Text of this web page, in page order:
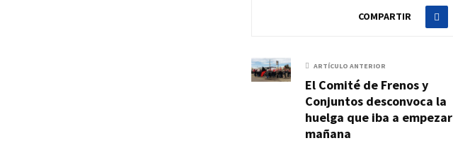
COMPARTIR
ARTÍCULO ANTERIOR
El Comité de Frenos y
Conjuntos desconvoca la
huelga que iba a empezar
mañana